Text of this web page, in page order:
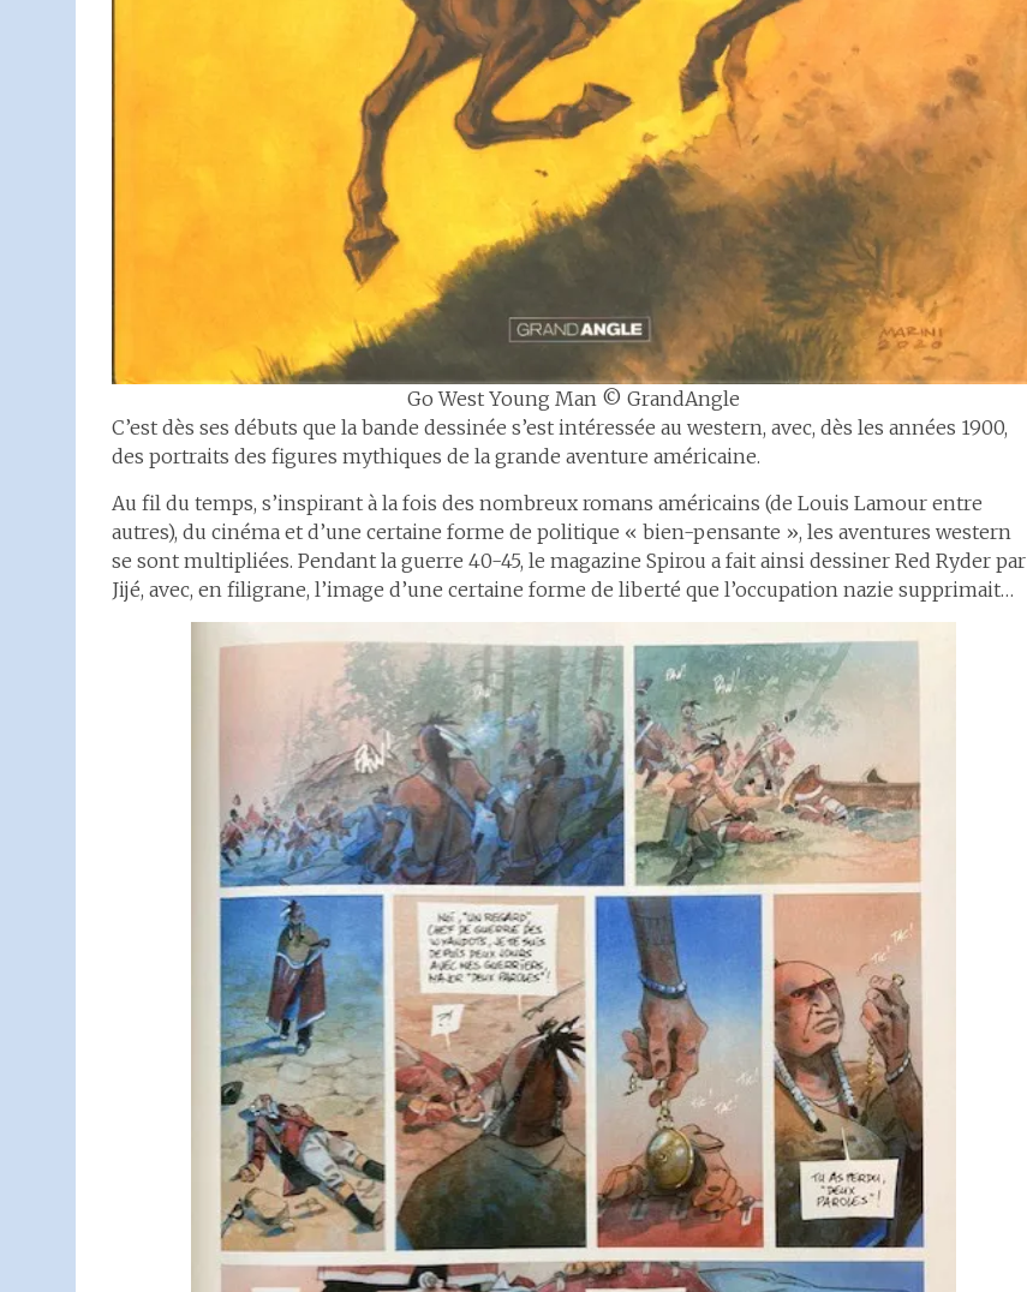
Go West Young Man © GrandAngle
C’est dès ses débuts que la bande dessinée s’est intéressée au western, avec, dès les années 1900,
des portraits des figures mythiques de la grande aventure américaine.
Au fil du temps, s’inspirant à la fois des nombreux romans américains (de Louis Lamour entre
autres), du cinéma et d’une certaine forme de politique « bien-pensante », les aventures western
se sont multipliées. Pendant la guerre 40-45, le magazine Spirou a fait ainsi dessiner Red Ryder par
Jijé, avec, en filigrane, l’image d’une certaine forme de liberté que l’occupation nazie supprimait…